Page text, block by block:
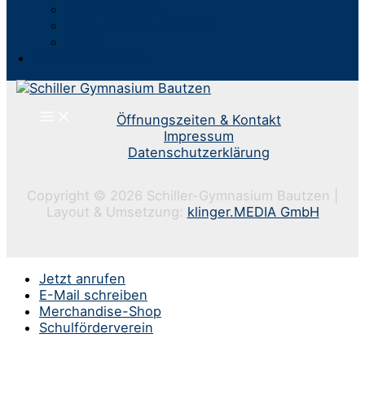
Öffnungszeiten & Kontakt
Impressum
Datenschutzerklärung
Copyright © 2026 Schiller-Gymnasium Bautzen |
Layout & Umsetzung: klinger.MEDIA GmbH
Jetzt anrufen
E-Mail schreiben
Merchandise-Shop
Schulförderverein